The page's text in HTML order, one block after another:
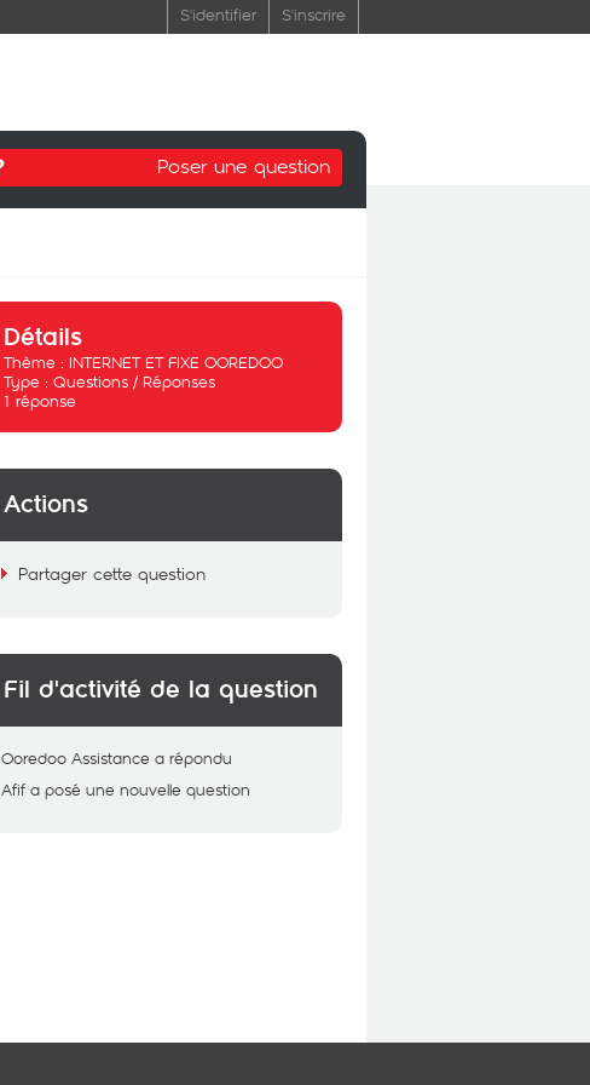
S'identifier S'inscrire
Poser une question
Détails
Thème : INTERNET ET FIXE OOREDOO
Type : Questions / Réponses
1 réponse
Actions
Partager cette question
Fil d'activité de la question
Ooredoo Assistance a répondu
Afif a posé une nouvelle question